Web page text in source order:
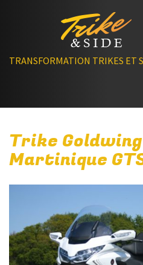
TRANSFORMATION TRIKES ET
Trike Goldwing
Martinique